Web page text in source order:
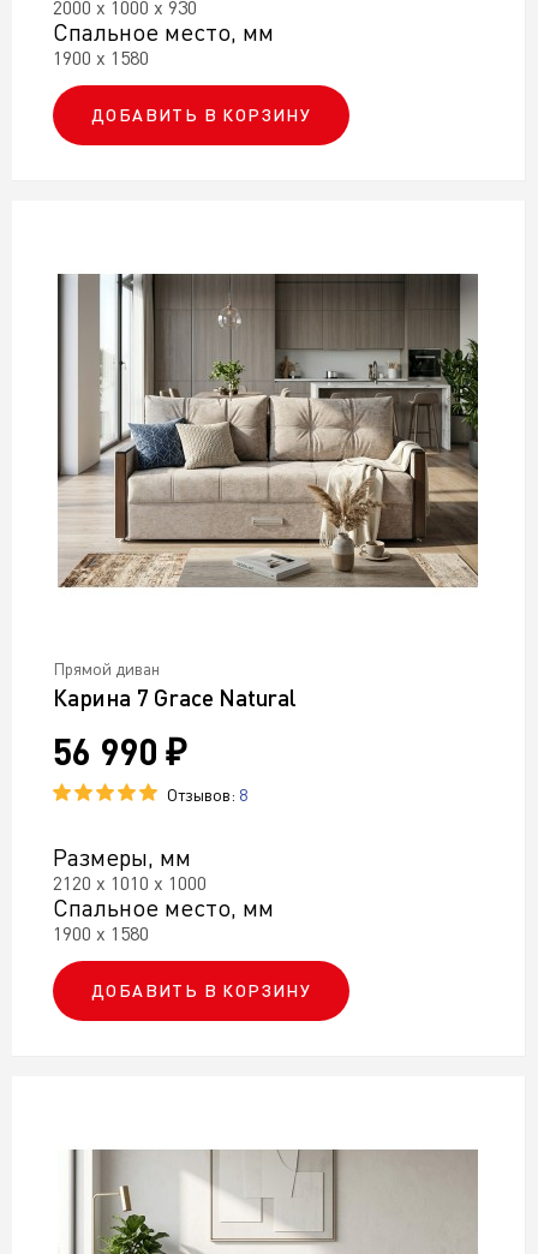
2000 х 1000 х 930
Спальное место, мм
1900 х 1580
ДОБАВИТЬ В КОРЗИНУ
Прямой диван
Карина 7 Grace Natural
56 990 ₽
Отзывов: 8
Размеры, мм
2120 х 1010 х 1000
Спальное место, мм
1900 х 1580
ДОБАВИТЬ В КОРЗИНУ